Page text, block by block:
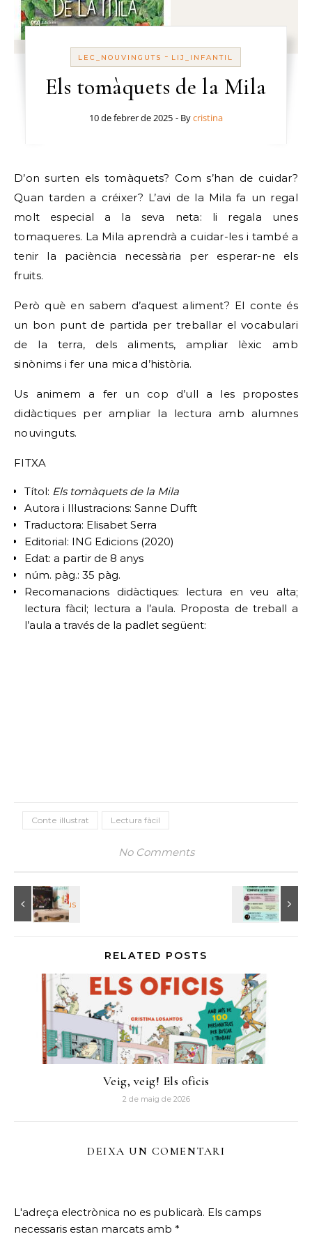
LEC_NOUVINGUTS - LIJ_INFANTIL
Els tomàquets de la Mila
10 de febrer de 2025 - Bycristina
D’on surten els tomàquets? Com s’han de cuidar?
Quan tarden a créixer? L’avi de la Mila fa un regal
molt especial a la seva neta: li regala unes
tomaqueres. La Mila aprendrà a cuidar-les i també a
tenir la paciència necessària per esperar-ne els
fruits.
Però què en sabem d’aquest aliment? El conte és
un bon punt de partida per treballar el vocabulari
de la terra, dels aliments, ampliar lèxic amb
sinònims i fer una mica d’història.
Us animem a fer un cop d’ull a les propostes
didàctiques per ampliar la lectura amb alumnes
nouvinguts.
FITXA
Títol: Els tomàquets de la Mila
Autora i Il·lustracions: Sanne Dufft
Traductora: Elisabet Serra
Editorial: ING Edicions (2020)
Edat: a partir de 8 anys
núm. pàg.: 35 pàg.
Recomanacions didàctiques: lectura en veu alta;
lectura fàcil; lectura a l’aula. Proposta de treball a
l’aula a través de la padlet següent:
Conte il·lustrat Lectura fàcil
No Comments
RELATED POSTS
Veig, veig! Els oficis
2 de maig de 2026
DEIXA UN COMENTARI
L'adreça electrònica no es publicarà. Els camps
necessaris estan marcats amb *